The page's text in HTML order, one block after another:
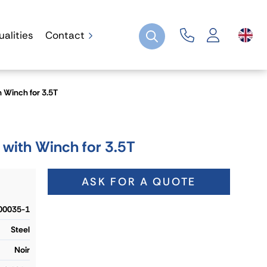
Contact
Winch for 3.5T
Winch for 3.5T
1
Steel
Noir
ASK FOR A QUOTE